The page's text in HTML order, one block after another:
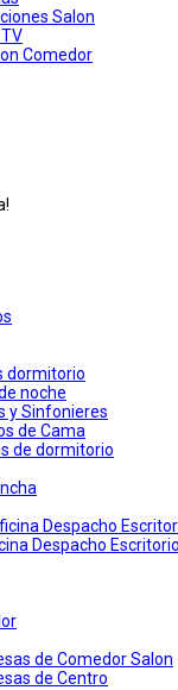
Salon
Comedor
dormitorio
noche
y Sinfonieres
de Cama
de dormitorio
Despacho
Despacho Escritorio
de Comedor Salon
de Centro